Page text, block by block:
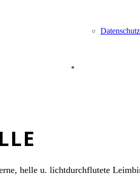
helle u. lichtdurchflutete